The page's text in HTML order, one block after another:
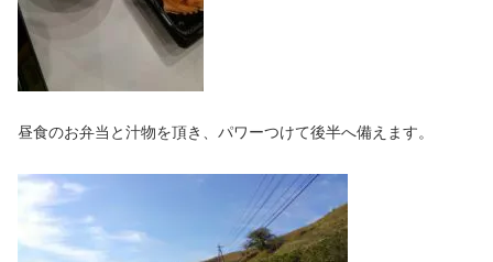
昼食のお弁当と汁物を頂き、パワーつけて後半へ備えます。